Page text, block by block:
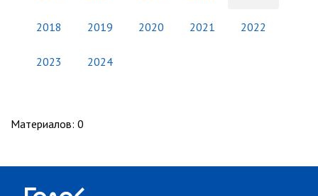
2018 2019 2020 2021 2022
2023 2024
Материалов: 0